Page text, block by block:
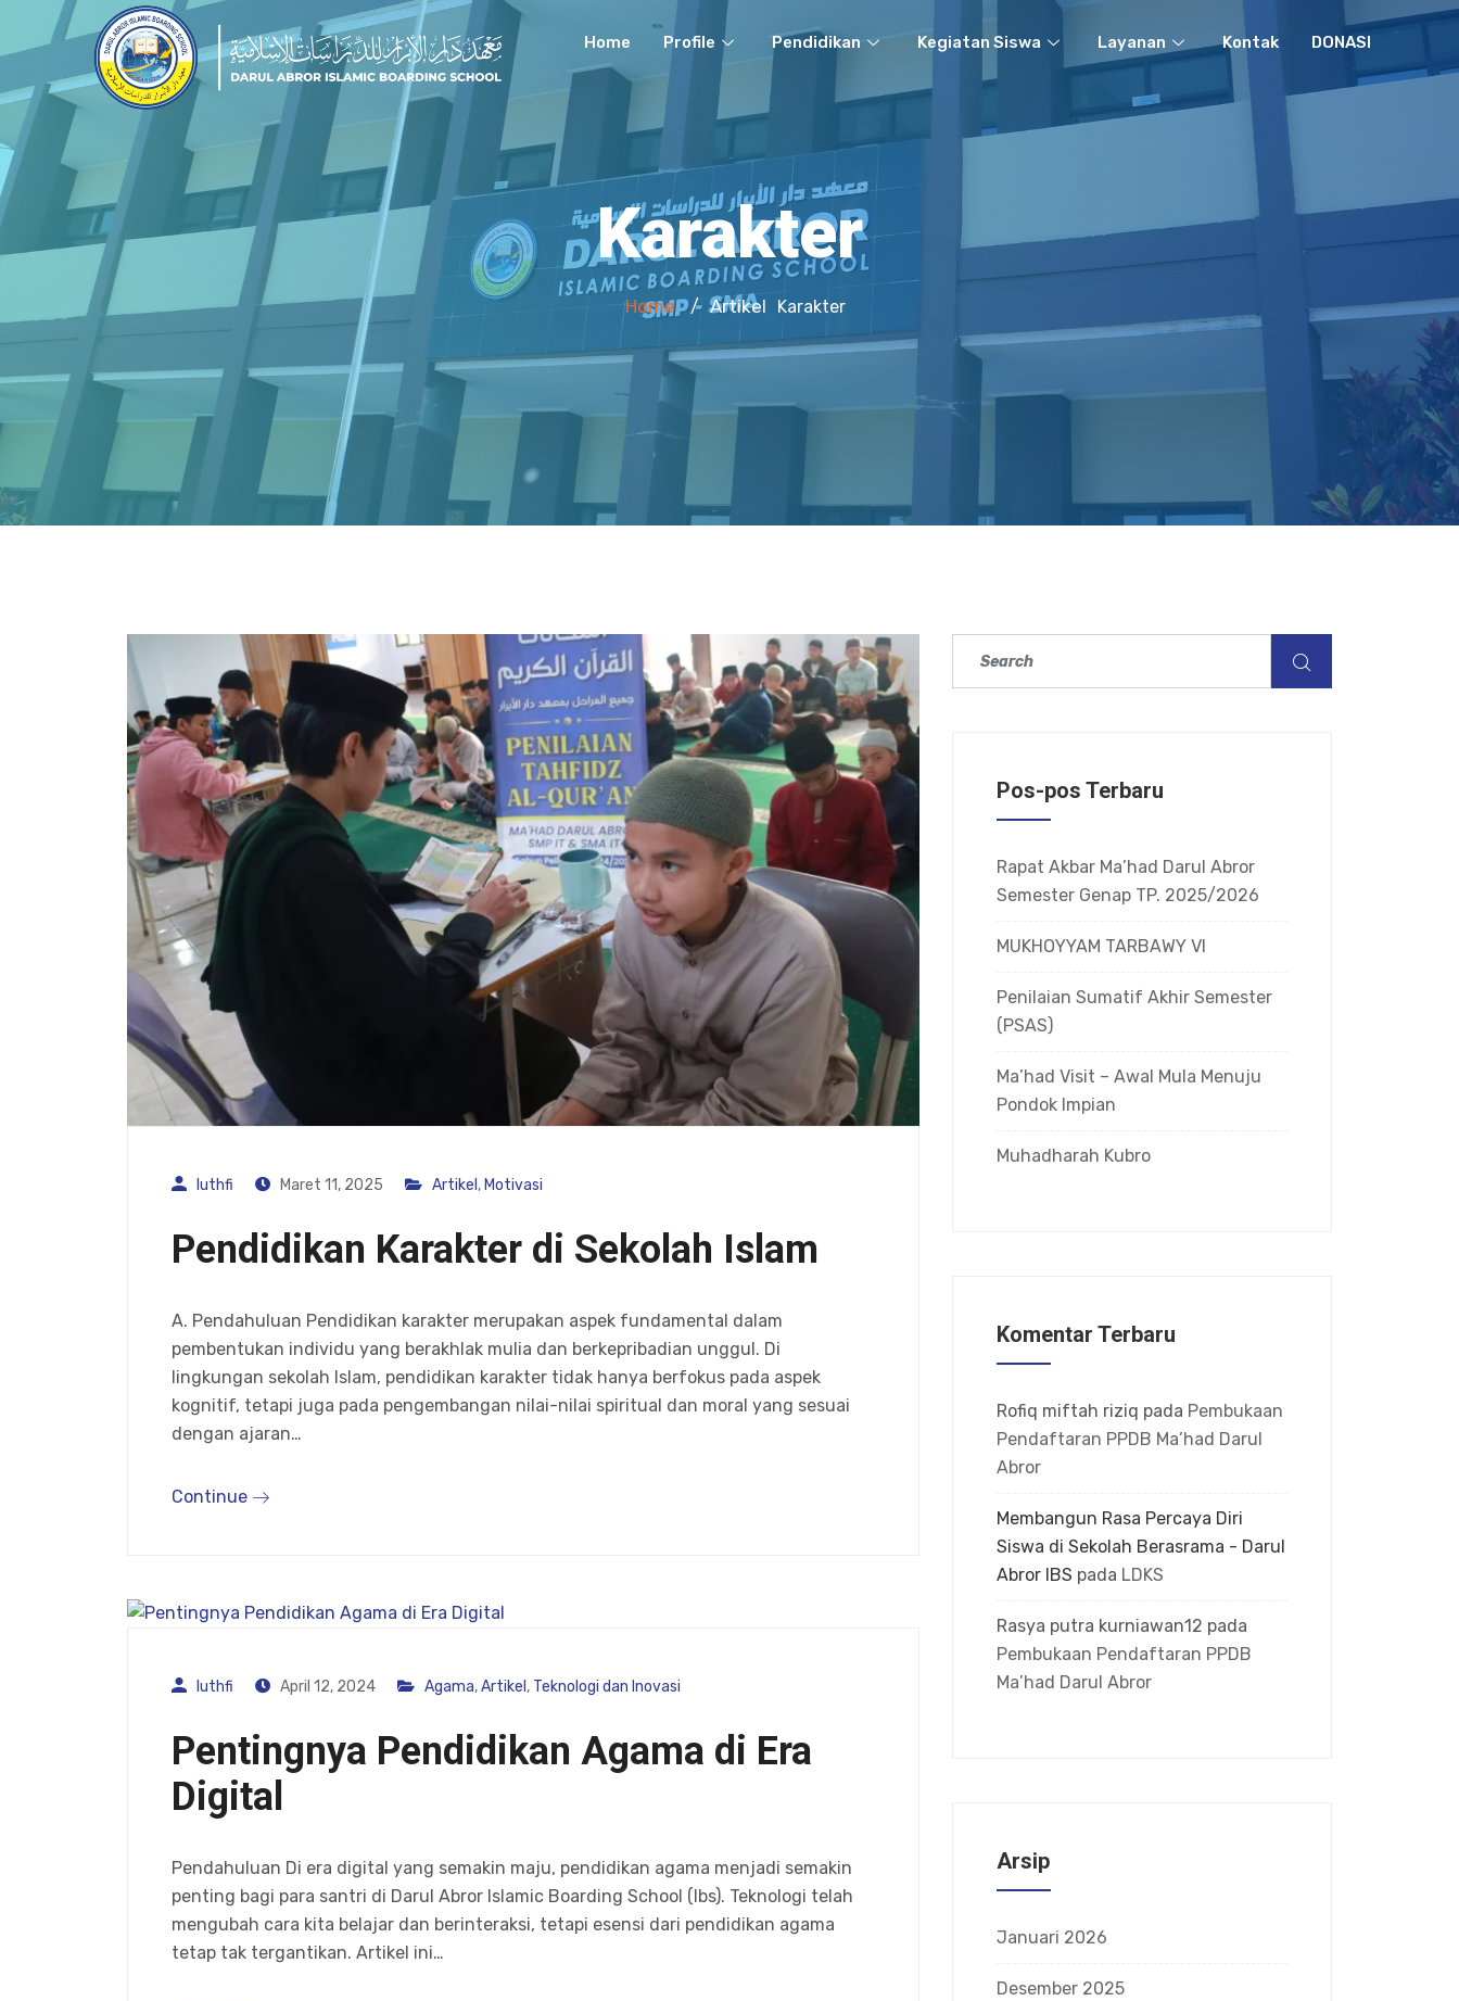
Home Profile Pendidikan Kegiatan Siswa Layanan Kontak DONASI
Karakter
Home / Artikel Karakter
luthfi Maret 11, 2025 Artikel , Motivasi
Pendidikan Karakter di Sekolah Islam
A. Pendahuluan Pendidikan karakter merupakan aspek fundamental dalam
pembentukan individu yang berakhlak mulia dan berkepribadian unggul. Di
lingkungan sekolah Islam, pendidikan karakter tidak hanya berfokus pada aspek
kognitif, tetapi juga pada pengembangan nilai-nilai spiritual dan moral yang sesuai
dengan ajaran…
Continue
luthfi April 12, 2024 Agama,Artikel, Teknologi dan Inovasi
Pentingnya Pendidikan Agama di Era
Digital
Pendahuluan Di era digital yang semakin maju, pendidikan agama menjadi semakin
penting bagi para santri di Darul Abror Islamic Boarding School (Ibs). Teknologi telah
mengubah cara kita belajar dan berinteraksi, tetapi esensi dari pendidikan agama
tetap tak tergantikan. Artikel ini…
Pos-pos Terbaru
Rapat Akbar Ma’had Darul Abror
Semester Genap TP. 2025/2026
MUKHOYYAM TARBAWY VI
Penilaian Sumatif Akhir Semester
(PSAS)
Ma’had Visit – Awal Mula Menuju
Pondok Impian
Muhadharah Kubro
Komentar Terbaru
Rofiq miftah riziq pada Pembukaan
Pendaftaran PPDB Ma’had Darul
Abror
Membangun Rasa Percaya Diri
Siswa di Sekolah Berasrama - Darul
Abror IBS pada LDKS
Rasya putra kurniawan12 pada
Pembukaan Pendaftaran PPDB
Ma’had Darul Abror
Arsip
Januari 2026
Desember 2025